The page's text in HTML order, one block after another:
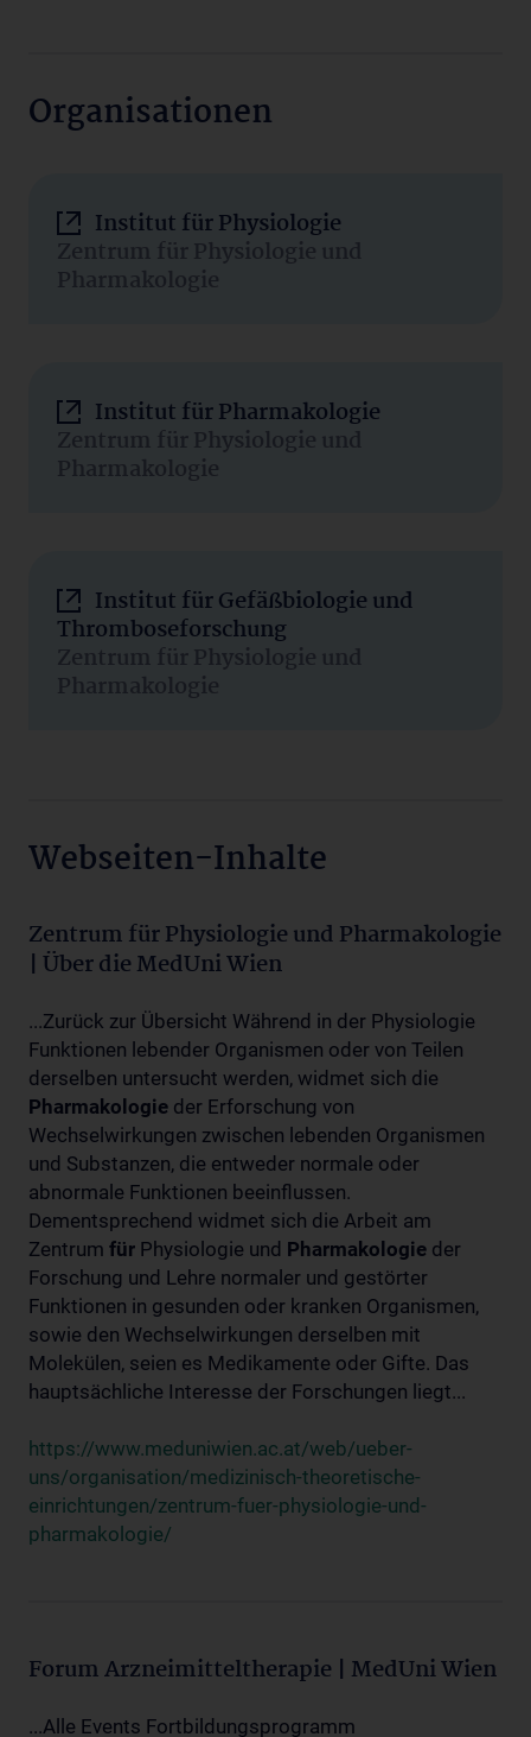
Organisationen
Institut für Physiologie
Zentrum für Physiologie und
Pharmakologie
Institut für Pharmakologie
Zentrum für Physiologie und
Pharmakologie
Institut für Gefäßbiologie und
Thromboseforschung
Zentrum für Physiologie und
Pharmakologie
Webseiten-Inhalte
Zentrum für Physiologie und Pharmakologie
| Über die MedUni Wien
...Zurück zur Übersicht Während in der Physiologie
Funktionen lebender Organismen oder von Teilen
derselben untersucht werden, widmet sich die
Pharmakologie der Erforschung von
Wechselwirkungen zwischen lebenden Organismen
und Substanzen, die entweder normale oder
abnormale Funktionen beeinflussen.
Dementsprechend widmet sich die Arbeit am
Zentrum für Physiologie und Pharmakologie der
Forschung und Lehre normaler und gestörter
Funktionen in gesunden oder kranken Organismen,
sowie den Wechselwirkungen derselben mit
Molekülen, seien es Medikamente oder Gifte. Das
hauptsächliche Interesse der Forschungen liegt...
https://www.meduniwien.ac.at/web/ueber-
uns/organisation/medizinisch-theoretische-
einrichtungen/zentrum-fuer-physiologie-und-
pharmakologie/
Forum Arzneimitteltherapie | MedUni Wien
...Alle Events Fortbildungsprogramm